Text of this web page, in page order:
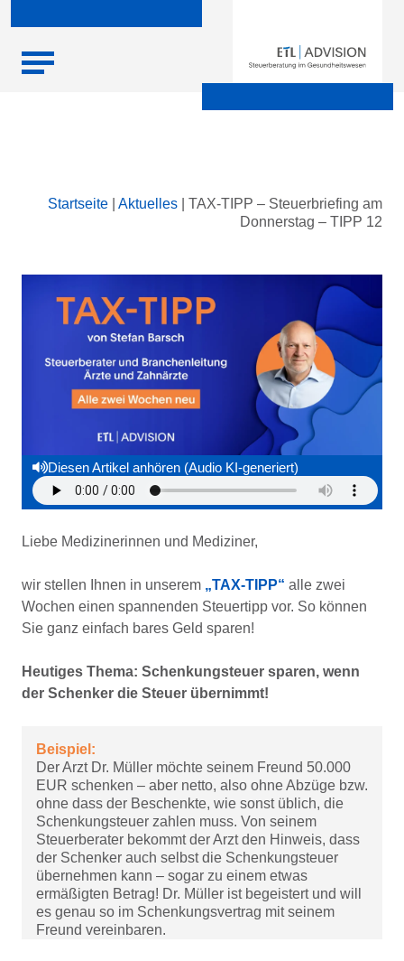
Startseite Aktuelles
TAX-TIPP – Steuerbriefing am
Donnerstag – TIPP 12
Diesen Artikel anhören (Audio KI-generiert)
Liebe Medizinerinnen und Mediziner,
wir stellen Ihnen in unserem „TAX-TIPP“ alle zwei
Wochen einen spannenden Steuertipp vor. So können
Sie ganz einfach bares Geld sparen!
Heutiges Thema: Schenkungsteuer sparen, wenn
der Schenker die Steuer übernimmt!
Beispiel:
Der Arzt Dr. Müller möchte seinem Freund 50.000
EUR schenken – aber netto, also ohne Abzüge bzw.
ohne dass der Beschenkte, wie sonst üblich, die
Schenkungsteuer zahlen muss. Von seinem
Steuerberater bekommt der Arzt den Hinweis, dass
der Schenker auch selbst die Schenkungsteuer
übernehmen kann – sogar zu einem etwas
ermäßigten Betrag! Dr. Müller ist begeistert und will
es genau so im Schenkungsvertrag mit seinem
Freund vereinbaren.